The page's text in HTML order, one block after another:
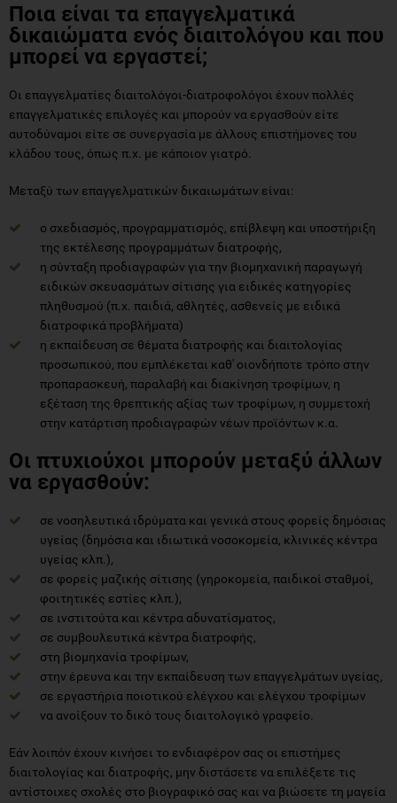
Ποια είναι τα επαγγελματικά
δικαιώματα ενός διαιτολόγου και που
μπορεί να εργαστεί;
Οι επαγγελματίες διαιτολόγοι-διατροφολόγοι έχουν πολλές
επαγγελματικές επιλογές και μπορούν να εργασθούν είτε
αυτοδύναμοι είτε σε συνεργασία με άλλους επιστήμονες του
κλάδου τους, όπως π.χ. με κάποιον γιατρό.
Μεταξύ των επαγγελματικών δικαιωμάτων είναι:
ο σχεδιασμός, προγραμματισμός, επίβλεψη και υποστήριξη
της εκτέλεσης προγραμμάτων διατροφής,
η σύνταξη προδιαγραφών για την βιομηχανική παραγωγή
ειδικών σκευασμάτων σίτισης για ειδικές κατηγορίες
πληθυσμού (π.χ. παιδιά, αθλητές, ασθενείς με ειδικά
διατροφικά προβλήματα)
η εκπαίδευση σε θέματα διατροφής και διαιτολογίας
προσωπικού, που εμπλέκεται καθ' οιονδήποτε τρόπο στην
προπαρασκευή, παραλαβή και διακίνηση τροφίμων, η
εξέταση της θρεπτικής αξίας των τροφίμων, η συμμετοχή
στην κατάρτιση προδιαγραφών νέων προϊόντων κ.α.
Οι πτυχιούχοι μπορούν μεταξύ άλλων
να εργασθούν:
σε νοσηλευτικά ιδρύματα και γενικά στους φορείς δημόσιας
υγείας (δημόσια και ιδιωτικά νοσοκομεία, κλινικές κέντρα
υγείας κλπ.),
σε φορείς μαζικής σίτισης (γηροκομεία, παιδικοί σταθμοί,
φοιτητικές εστίες κλπ.),
σε ινστιτούτα και κέντρα αδυνατίσματος,
σε συμβουλευτικά κέντρα διατροφής,
στη βιομηχανία τροφίμων,
στην έρευνα και την εκπαίδευση των επαγγελμάτων υγείας,
σε εργαστήρια ποιοτικού ελέγχου και ελέγχου τροφίμων
να ανοίξουν το δικό τους διαιτολογικό γραφείο.
Εάν λοιπόν έχουν κινήσει το ενδιαφέρον σας οι επιστήμες
διαιτολογίας και διατροφής, μην διστάσετε να επιλέξετε τις
αντίστοιχες σχολές στο βιογραφικό σας και να βιώσετε τη μαγεία